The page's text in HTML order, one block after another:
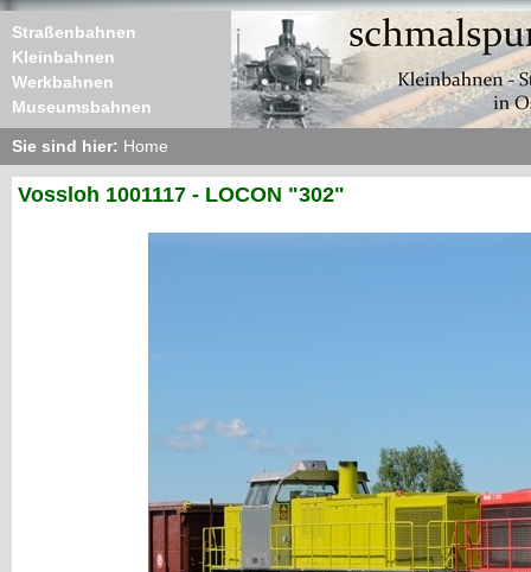
Straßenbahnen
Kleinbahnen
Werkbahnen
Museumsbahnen
Sie sind hier: Home
Vossloh 1001117 - LOCON "302"